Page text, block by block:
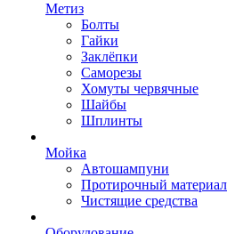
Метиз
Болты
Гайки
Заклёпки
Саморезы
Хомуты червячные
Шайбы
Шплинты
Мойка
Автошампуни
Протирочный материал
Чистящие средства